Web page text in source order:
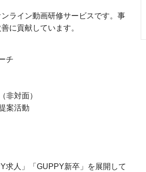
ライン動画研修サービスです。事
に貢献しています。
チ
非対面）
案活動
求人」「GUPPY新卒」を展開して